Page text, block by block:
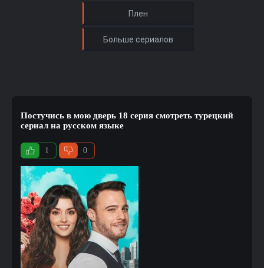
Постучись в мою дверь 18 серия смотреть турецкий
сериал на русском языке
1 0